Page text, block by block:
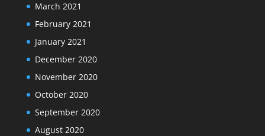
March 2021
February 2021
January 2021
December 2020
November 2020
October 2020
September 2020
August 2020